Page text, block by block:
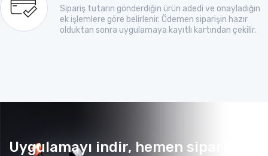
Sipariş tutarın gönderdiğin ürün adedi ve onayladığın
ek işlemlere göre belirlenir. Ödemen siparişin hazır
olduktan sonra uygulamaya kayıtlı kartından çekilir.
Uygulamayı indir, hemen sipariş